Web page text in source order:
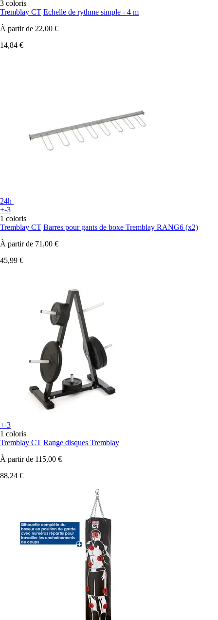
3 coloris
Tremblay CT Echelle de rythme simple - 4 m
À partir de 22,00 €
14,84 €
24h
+-3
1 coloris
Tremblay CT Barres pour gants de boxe Tremblay RANG6 (x2)
À partir de 71,00 €
45,99 €
+-3
1 coloris
Tremblay CT Range disques Tremblay
À partir de 115,00 €
88,24 €